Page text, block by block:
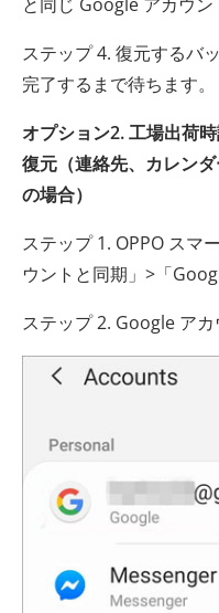
と同じ Google アカウン
ステップ 4. 復元するバ
完了するまで待ちます。
オプション2. 工場出荷
復元（連絡先、カレン
の場合）
ステップ 1. OPPO スマ
ウントと同期」>「
ステップ 2. Google アカ